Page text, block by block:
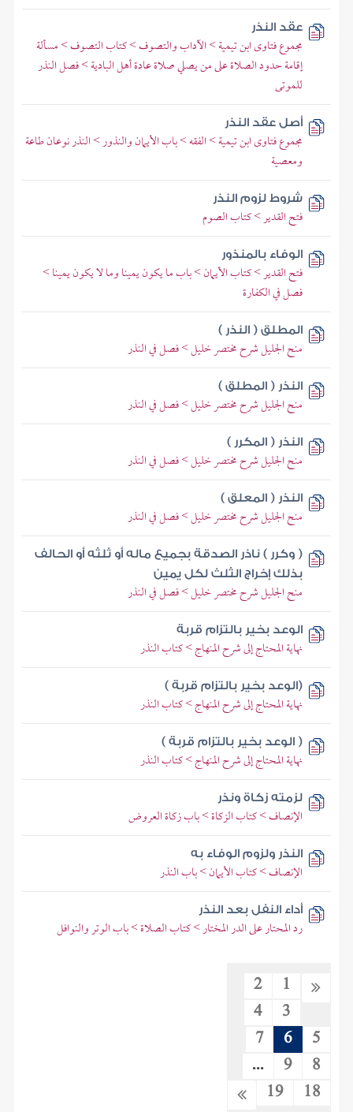
عقد النذر
مجموع فتاوى ابن تيمية > الآداب والتصوف > كتاب التصوف > مسألة
إقامة حدود الصلاة على من يصلي صلاة عادة أهل البادية > فصل النذر
للموتى
أصل عقد النذر
مجموع فتاوى ابن تيمية > الفقه > باب الأيمان والنذور > النذر نوعان طاعة
ومعصية
شروط لزوم النذر
فتح القدير > كتاب الصوم
الوفاء بالمنذور
فتح القدير > كتاب الأيمان > باب ما يكون يمينا وما لا يكون يمينا >
فصل في الكفارة
المطلق ( النذر )
منح الجليل شرح مختصر خليل > فصل في النذر
النذر ( المطلق )
منح الجليل شرح مختصر خليل > فصل في النذر
النذر ( المكرر )
منح الجليل شرح مختصر خليل > فصل في النذر
النذر ( المعلق )
منح الجليل شرح مختصر خليل > فصل في النذر
( وكرر ) ناذر الصدقة بجميع ماله أو ثلثه أو الحالف
بذلك إخراج الثلث لكل يمين
منح الجليل شرح مختصر خليل > فصل في النذر
الوعد بخير بالتزام قربة
نهاية المحتاج إلى شرح المنهاج > كتاب النذر
(الوعد بخير بالتزام قربة )
نهاية المحتاج إلى شرح المنهاج > كتاب النذر
( الوعد بخير بالتزام قربة )
نهاية المحتاج إلى شرح المنهاج > كتاب النذر
لزمته زكاة ونذر
الإنصاف > كتاب الزكاة > باب زكاة العروض
النذر ولزوم الوفاء به
الإنصاف > كتاب الأيمان > باب النذر
أداء النفل بعد النذر
رد المحتار على الدر المختار > كتاب الصلاة > باب الوتر والنوافل
1
2
3
4
5
6
7
8
9
...
18
19